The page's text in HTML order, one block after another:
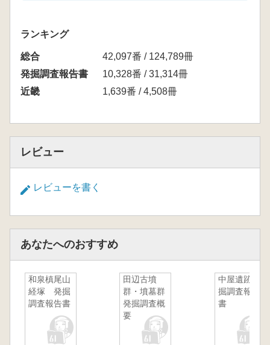
ランキング
総合
42,097番 / 124,789冊
発掘調査報告書
10,328番 / 31,314冊
近畿
1,639番 / 4,508冊
レビュー
レビューを書く
あなたへのおすすめ
和泉槙尾山
経塚 発掘
調査報告書
田辺古墳
群・墳墓群
発掘調査概
要
中屋遺跡発
掘調査報告
書